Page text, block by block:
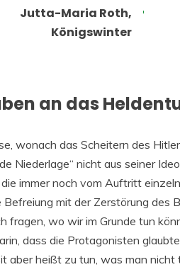
Jutta-Maria Roth,
Königswinter
an das
wonach das Scheitern des
Niederlage“ nicht aus seiner
immer noch vom Auftritt
mit der Zerstörung des
fragen, wo wir im Grunde tun
dass die Protagonisten
aber heißt zu tun, was man nicht